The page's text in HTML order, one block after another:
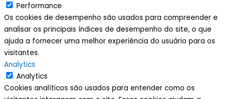
Performance
Os cookies de desempenho são usados para compreender e
analisar os principais índices de desempenho do site, o que
ajuda a fornecer uma melhor experiência do usuário para os
visitantes.
Analytics
Analytics
Cookies analíticos são usados para entender como os